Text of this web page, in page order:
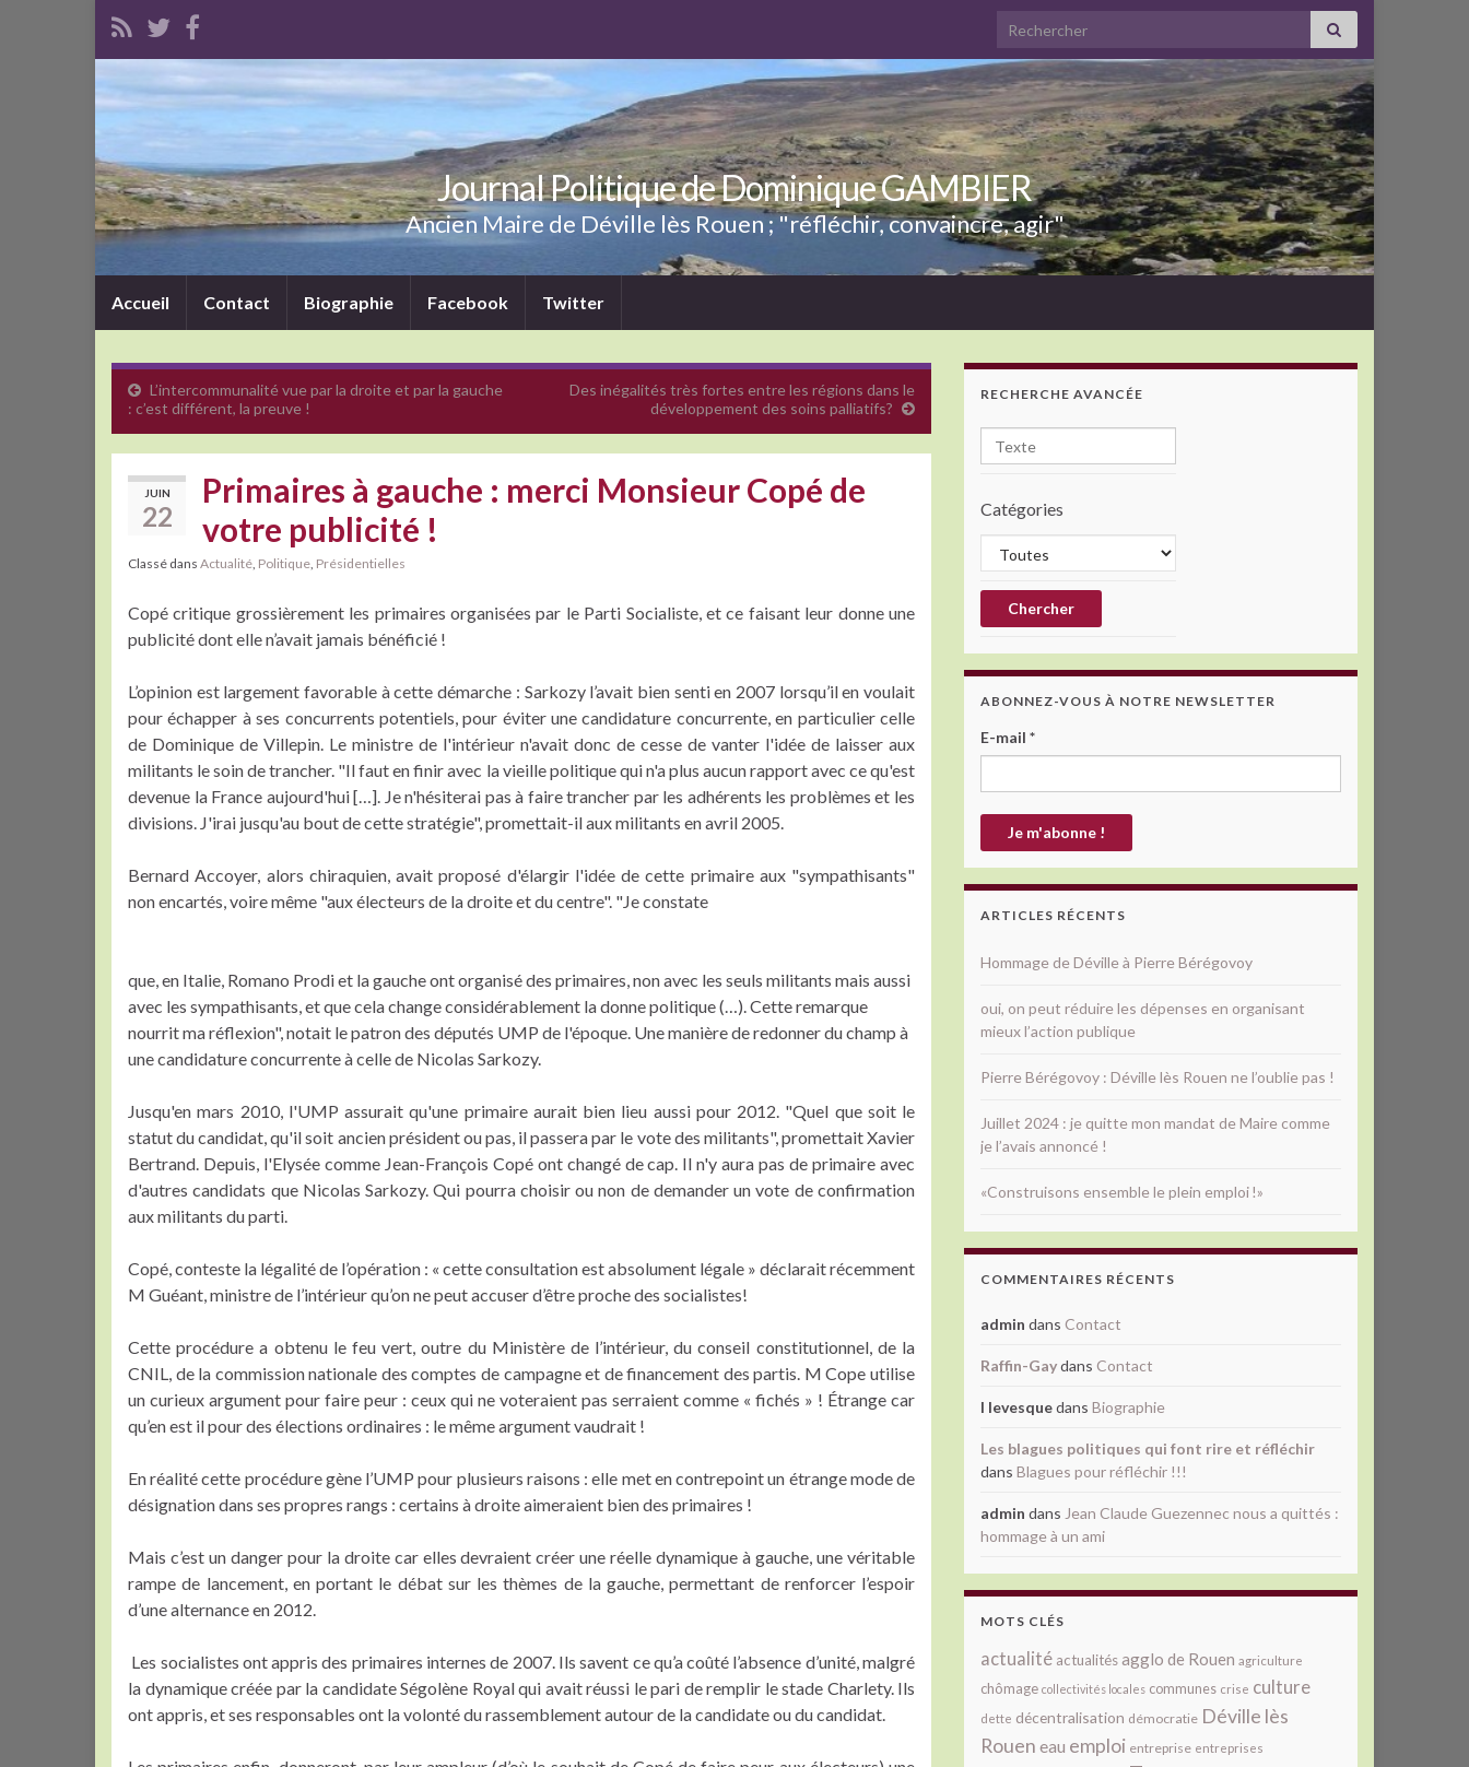
Search for:
Journal Politique de Dominique GAMBIER
Ancien Maire de Déville lès Rouen ; "réfléchir, convaincre, agir"
Accueil Contact Biographie Facebook Twitter
L’intercommunalité vue par la droite et par la gauche
: c’est différent, la preuve !
Des inégalités très fortes entre les régions dans le
développement des soins palliatifs?
JUIN
22
Primaires à gauche : merci Monsieur Copé de
votre publicité !
Classé dans Actualité, Politique, Présidentielles
Copé critique grossièrement les primaires organisées par le Parti Socialiste, et ce faisant leur donne une
publicité dont elle n’avait jamais bénéficié !
L’opinion est largement favorable à cette démarche : Sarkozy l’avait bien senti en 2007 lorsqu’il en voulait
pour échapper à ses concurrents potentiels, pour éviter une candidature concurrente, en particulier celle
de Dominique de Villepin. Le ministre de l'intérieur n'avait donc de cesse de vanter l'idée de laisser aux
militants le soin de trancher. "Il faut en finir avec la vieille politique qui n'a plus aucun rapport avec ce qu'est
devenue la France aujourd'hui […]. Je n'hésiterai pas à faire trancher par les adhérents les problèmes et les
divisions. J'irai jusqu'au bout de cette stratégie", promettait-il aux militants en avril 2005.
Bernard Accoyer, alors chiraquien, avait proposé d'élargir l'idée de cette primaire aux "sympathisants"
non encartés, voire même "aux électeurs de la droite et du centre". "Je constate
que, en Italie, Romano Prodi et la gauche ont organisé des primaires, non avec les seuls militants mais aussi
avec les sympathisants, et que cela change considérablement la donne politique (…). Cette remarque
nourrit ma réflexion", notait le patron des députés UMP de l'époque. Une manière de redonner du champ à
une candidature concurrente à celle de Nicolas Sarkozy.
Jusqu'en mars 2010, l'UMP assurait qu'une primaire aurait bien lieu aussi pour 2012. "Quel que soit le
statut du candidat, qu'il soit ancien président ou pas, il passera par le vote des militants", promettait Xavier
Bertrand. Depuis, l'Elysée comme Jean-François Copé ont changé de cap. Il n'y aura pas de primaire avec
d'autres candidats que Nicolas Sarkozy. Qui pourra choisir ou non de demander un vote de confirmation
aux militants du parti.
Copé, conteste la légalité de l’opération : « cette consultation est absolument légale » déclarait récemment
M Guéant, ministre de l’intérieur qu’on ne peut accuser d’être proche des socialistes!
Cette procédure a obtenu le feu vert, outre du Ministère de l’intérieur, du conseil constitutionnel, de la
CNIL, de la commission nationale des comptes de campagne et de financement des partis. M Cope utilise
un curieux argument pour faire peur : ceux qui ne voteraient pas serraient comme « fichés » ! Étrange car
qu’en est il pour des élections ordinaires : le même argument vaudrait !
En réalité cette procédure gène l’UMP pour plusieurs raisons : elle met en contrepoint un étrange mode de
désignation dans ses propres rangs : certains à droite aimeraient bien des primaires !
Mais c’est un danger pour la droite car elles devraient créer une réelle dynamique à gauche, une véritable
rampe de lancement, en portant le débat sur les thèmes de la gauche, permettant de renforcer l’espoir
d’une alternance en 2012.
Les socialistes ont appris des primaires internes de 2007. Ils savent ce qu’a coûté l’absence d’unité, malgré
la dynamique créée par la candidate Ségolène Royal qui avait réussi le pari de remplir le stade Charlety. Ils
ont appris, et ses responsables ont la volonté du rassemblement autour de la candidate ou du candidat.
RECHERCHE AVANCÉE
Catégories
ABONNEZ-VOUS À NOTRE NEWSLETTER
E-mail *
ARTICLES RÉCENTS
Hommage de Déville à Pierre Bérégovoy
oui, on peut réduire les dépenses en organisant
mieux l’action publique
Pierre Bérégovoy : Déville lès Rouen ne l’oublie pas !
Juillet 2024 : je quitte mon mandat de Maire comme
je l’avais annoncé !
«Construisons ensemble le plein emploi !»
COMMENTAIRES RÉCENTS
admin dans Contact
Raffin-Gaydans Contact
l levesquedans Biographie
Les blagues politiques qui font rire et réfléchir
dans Blagues pour réfléchir !!!
admin dans Jean Claude Guezennec nous a quittés :
hommage à un ami
MOTS CLÉS
actualité actualitésagglo de Rouen agriculture
chômage collectivités locales communes crise culture
dette décentralisation démocratie Déville lès
Rouen eau emploi entreprise entreprises